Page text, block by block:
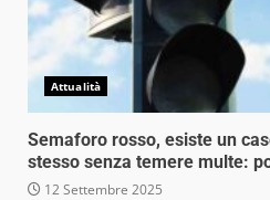
Attualità
Semaforo rosso, esiste un
stesso senza temere multe:
12 Settembre 2025